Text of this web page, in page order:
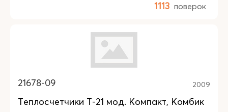
1113 поверок
21678-09 2009
Теплосчетчики Т-21 мод. Компакт, Комбик